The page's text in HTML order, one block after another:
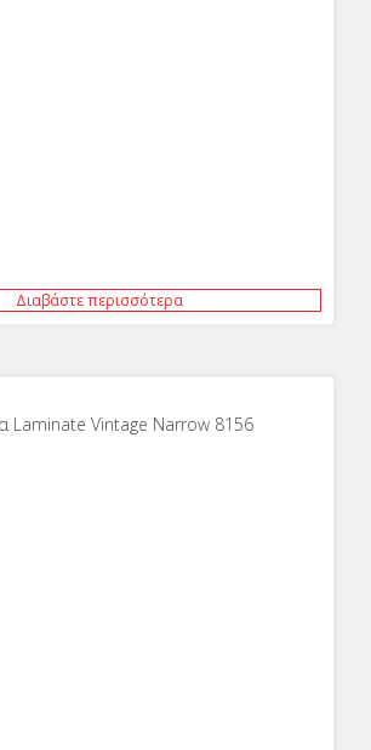
Διαβάστε περισσότερα
Laminate Vintage Narrow 8156